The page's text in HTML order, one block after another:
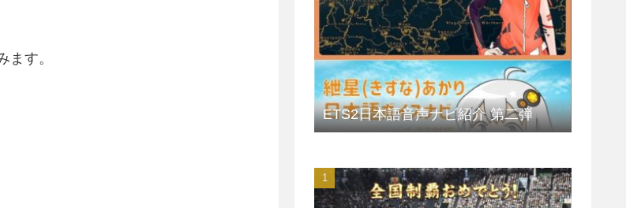
す。
ETS2日本語音声ナビ紹介 第二弾